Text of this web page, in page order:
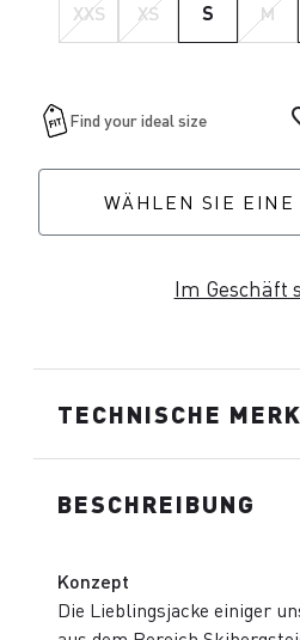
XXS XS S M
WÄHLEN SIE EINE
Im Geschäft
TECHNISCHE
BESCHREIBUNG
Konzept
Die Lieblingsjacke einiger